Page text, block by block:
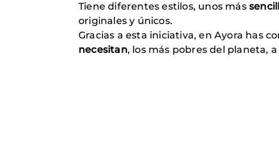
Tiene diferentes estilos, unos más
originales y únicos.
Gracias a esta iniciativa, en Ayora has
necesitan, los más pobres del planeta,